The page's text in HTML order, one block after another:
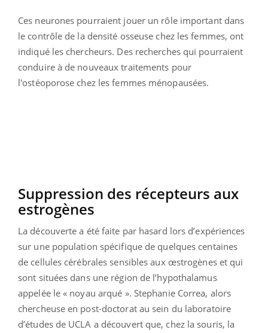
Ces neurones pourraient jouer un rôle important dans
le contrôle de la densité osseuse chez les femmes, ont
indiqué les chercheurs. Des recherches qui pourraient
conduire à de nouveaux traitements pour
l'ostéoporose chez les femmes ménopausées.
Suppression des récepteurs aux
estrogènes
La découverte a été faite par hasard lors d’expériences
sur une population spécifique de quelques centaines
de cellules cérébrales sensibles aux œstrogènes et qui
sont situées dans une région de l’hypothalamus
appelée le « noyau arqué ». Stephanie Correa, alors
chercheuse en post-doctorat au sein du laboratoire
d’études de UCLA a découvert que, chez la souris, la